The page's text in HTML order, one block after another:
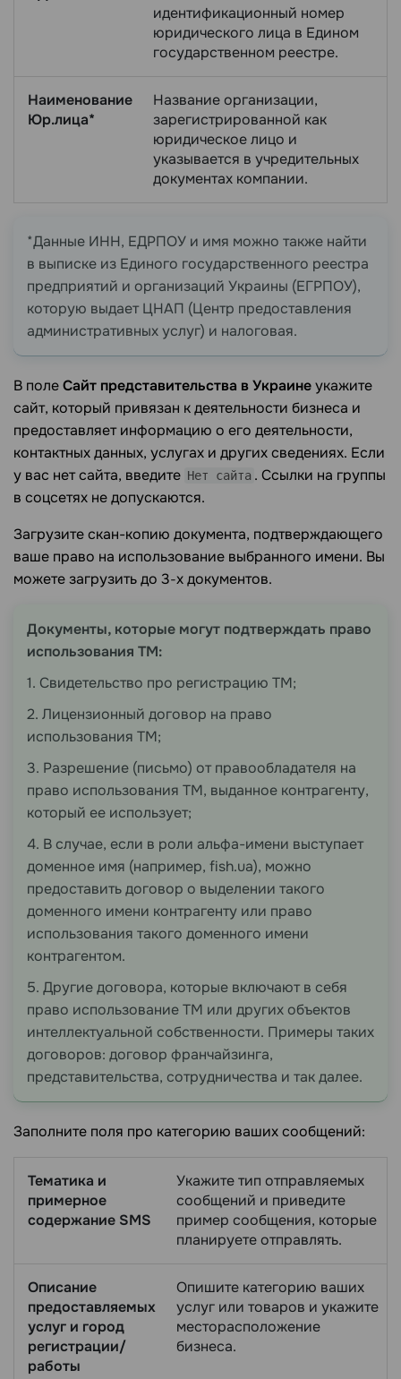
идентификационный номер
юридического лица в Едином
государственном реестре.
Наименование
Юр.лица*
Название организации,
зарегистрированной как
юридическое лицо и
указывается в учредительных
документах компании.
*Данные ИНН, ЕДРПОУ и имя можно также найти
в выписке из Единого государственного реестра
предприятий и организаций Украины (ЕГРПОУ),
которую выдает ЦНАП (Центр предоставления
административных услуг) и налоговая.
В полеCайт представительства в Украинеукажите
сайт, который привязан к деятельности бизнеса и
предоставляет информацию о его деятельности,
контактных данных, услугах и других сведениях. Если
у вас нет сайта, введите Нет сайта . Ссылки на группы
в соцсетях не допускаются.
Загрузите скан-копию документа, подтверждающего
ваше право на использование выбранного имени. Вы
можете загрузить до 3‑х документов.
Документы, которые могут подтверждать право
использования ТМ:
1. Свидетельство про регистрацию ТМ;
2. Лицензионный договор на право
использования ТМ;
3. Разрешение (письмо) от правообладателя на
право использования ТМ, выданное контрагенту,
который ее использует;
4. В случае, если в роли альфа-имени выступает
доменное имя (например, fish.ua), можно
предоставить договор о выделении такого
доменного имени контрагенту или право
использования такого доменного имени
контрагентом.
5. Другие договора, которые включают в себя
право использование ТМ или других объектов
интеллектуальной собственности. Примеры таких
договоров: договор франчайзинга,
представительства, сотрудничества и так далее.
Заполните поля про категорию ваших сообщений:
Тематика и
примерное
содержание SMS
Укажите тип отправляемых
сообщений и приведите
пример сообщения, которые
планируете отправлять.
Описание
предоставляемых
услуг и город
регистрации/
работы
Опишите категорию ваших
услуг или товаров и укажите
месторасположение
бизнеса.